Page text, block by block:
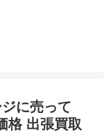
に売って
格 出張買取